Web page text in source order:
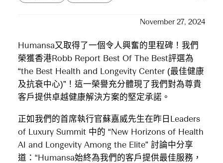
November 27, 2024
Humansa又取得了一個令人興奮的里程碑！我們
榮獲香港Robb Report Best Of The Best評選為
“the Best Health and Longevity Center (最佳健康
及抗衰中心)”！這一榮譽充分體現了我們對為尊貴
客戶提供卓越健康解決方案的堅定承諾。
正如我們的首席執行官蘇嘉威先生在昨日Leaders
of Luxury Summit 中的 “New Horizons of Health
AI and Longevity Among the Elite” 討論中分享
道：“Humansa始終為我們的客戶提供最佳服務，